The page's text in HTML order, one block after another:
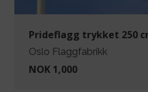
Prideflagg trykket 250
Oslo Flaggfabrikk
NOK 1,000